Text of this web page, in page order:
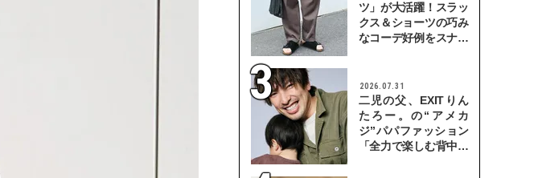
ツ」が大活躍！スラッ
クス＆ショーツの巧み
なコーデ好例をスナッ
2026.07.31
二児の父、EXITりん
たろー。の“アメカ
ジ”パパファッション
「全力で楽しむ背中を